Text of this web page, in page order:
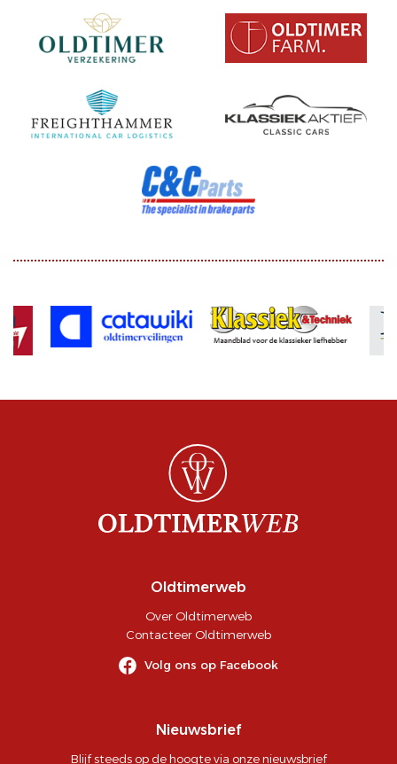
Oldtimerweb
Over Oldtimerweb
Contacteer Oldtimerweb
Volg ons op Facebook
Nieuwsbrief
Blijf steeds op de hoogte via onze nieuwsbrief